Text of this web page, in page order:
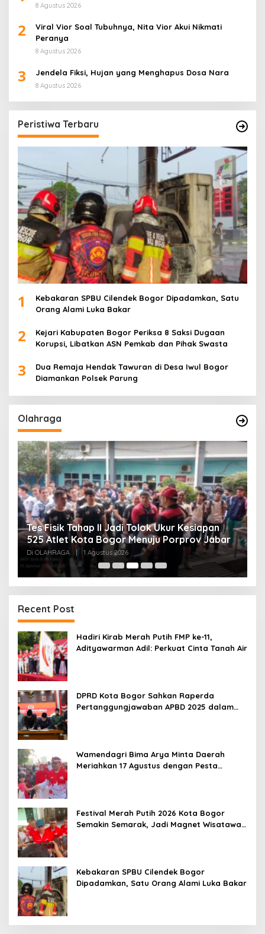
8 Agustus 2026
2
Viral Vior Soal Tubuhnya, Nita Vior Akui Nikmati
Peranya
8 Agustus 2026
3 Jendela Fiksi, Hujan yang Menghapus Dosa Nara
8 Agustus 2026
Peristiwa Terbaru
1
Kebakaran SPBU Cilendek Bogor Dipadamkan, Satu
Orang Alami Luka Bakar
2
Kejari Kabupaten Bogor Periksa 8 Saksi Dugaan
Korupsi, Libatkan ASN Pemkab dan Pihak Swasta
3
Dua Remaja Hendak Tawuran di Desa Iwul Bogor
Diamankan Polsek Parung
Olahraga
Tes Fisik Tahap II Jadi Tolok Ukur Kesiapan
525 Atlet Kota Bogor Menuju Porprov Jabar
Di OLAHRAGA | 1 Agustus 2026
Recent Post
Hadiri Kirab Merah Putih FMP ke-11,
Adityawarman Adil: Perkuat Cinta Tanah Air
DPRD Kota Bogor Sahkan Raperda
Pertanggungjawaban APBD 2025 dalam
Wamendagri Bima Arya Minta Daerah
Meriahkan 17 Agustus dengan Pesta
Festival Merah Putih 2026 Kota Bogor
Semakin Semarak, Jadi Magnet Wisatawan
Kebakaran SPBU Cilendek Bogor
Dipadamkan, Satu Orang Alami Luka Bakar